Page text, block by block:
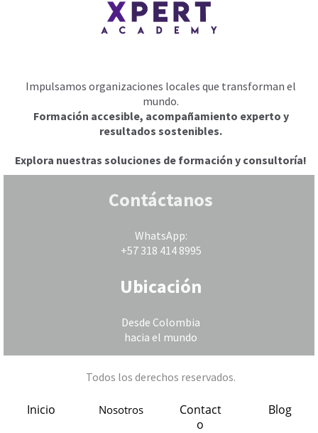
Impulsamos organizaciones locales que transforman el
mundo.
Formación accesible, acompañamiento experto y
resultados sostenibles.
Explora nuestras soluciones de formación y consultoría!
Contáctanos
WhatsApp:
+57 318 414 8995
Ubicación
Desde Colombia
hacia el mundo
Todos los derechos reservados.
Inicio Nosotros
Contact
o
Blog